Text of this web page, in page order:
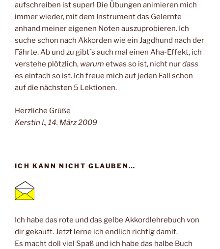
aufschreiben ist super! Die Übungen animieren mich
immer wieder, mit dem Instrument das Gelernte
anhand meiner eigenen Noten auszuprobieren. Ich
suche schon nach Akkorden wie ein Jagdhund nach der
Fährte. Ab und zu gibt´s auch mal einen Aha-Effekt, ich
verstehe plötzlich, warum etwas so ist, nicht nurdass
es einfach so ist. Ich freue mich auf jeden Fall schon
auf die nächsten 5 Lektionen.
Herzliche Grüße
Kerstin I., 14. März 2009
ICH KANN NICHT GLAUBEN…
Ich habe das rote und das gelbe Akkordlehrebuch von
dir gekauft. Jetzt lerne ich endlich richtig damit.
Es macht doll viel Spaß und ich habe das halbe Buch